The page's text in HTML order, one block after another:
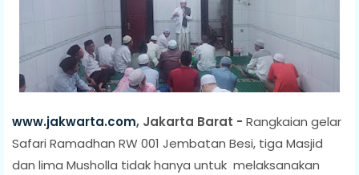
www.jakwarta.com, Jakarta Barat - Rangkaian gelar
Safari Ramadhan RW 001 Jembatan Besi, tiga Masjid
dan lima Musholla tidak hanya untuk melaksanakan